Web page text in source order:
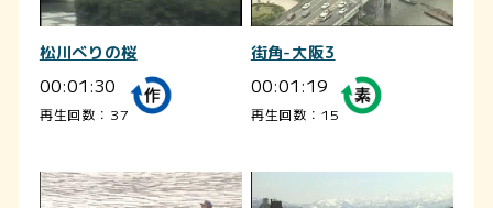
松川べりの桜
00:01:30
再生回数：37
街角-大阪3
00:01:19
再生回数：15